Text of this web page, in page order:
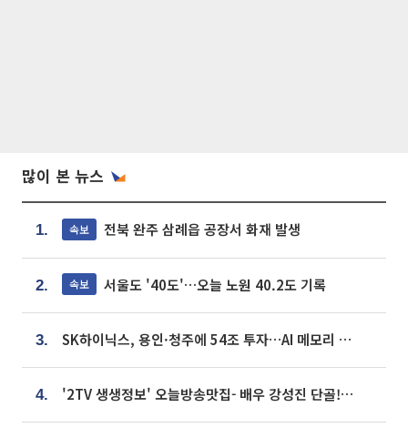
많이 본 뉴스
1. 속보 전북 완주 삼례읍 공장서 화재 발생
2. 속보 서울도 '40도'…오늘 노원 40.2도 기록
3. SK하이닉스, 용인·청주에 54조 투자…AI 메모리 생산기지 키운다
4. '2TV 생생정보' 오늘방송맛집- 배우 강성진 단골! 쌀국수ㆍ푸팟퐁 커리 맛집 '블○○○'